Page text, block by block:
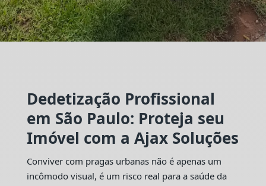
Dedetização Profissional
em São Paulo: Proteja seu
Imóvel com a Ajax Soluções
Conviver com pragas urbanas não é apenas um
incômodo visual, é um risco real para a saúde da